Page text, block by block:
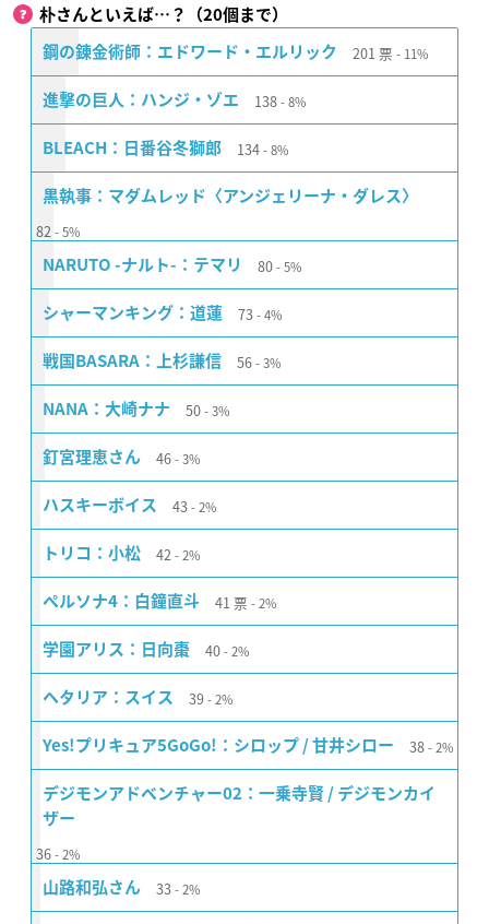
朴さんといえば…？（20個まで）
鋼の錬金術師：エドワード・エルリック 201 票 11%
進撃の巨人：ハンジ・ゾエ 138 8%
BLEACH：日番谷冬獅郎 134 8%
黒執事：マダムレッド〈アンジェリーナ・ダレス〉
82 5%
NARUTO -ナルト-：テマリ 80 5%
シャーマンキング：道蓮 73 4%
戦国BASARA：上杉謙信 56 3%
NANA：大崎ナナ 50 3%
釘宮理恵さん 46 3%
ハスキーボイス 43 2%
トリコ：小松 42 2%
ペルソナ4：白鐘直斗 41 票 2%
学園アリス：日向棗 40 2%
ヘタリア：スイス 39 2%
Yes!プリキュア5GoGo!：シロップ / 甘井シロー 38 2%
デジモンアドベンチャー02：一乗寺賢 / デジモンカイ
ザー
36 2%
山路和弘さん 33 2%